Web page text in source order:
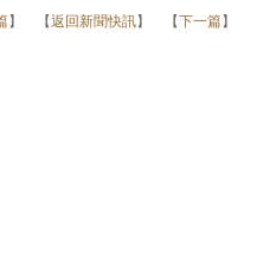
】 【返回新聞快訊】 【下一篇】